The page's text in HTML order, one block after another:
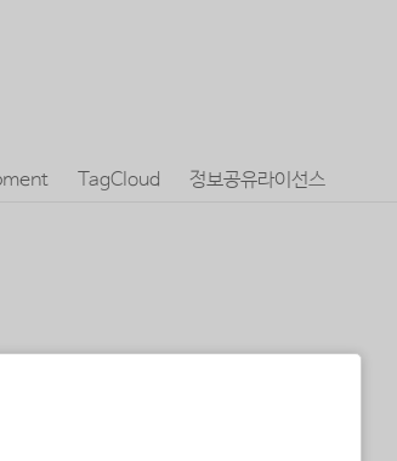
TagCloud 정보공유라이선스